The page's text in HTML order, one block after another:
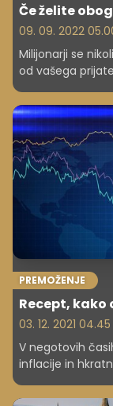
Če želite
09. 09. 2022
Milijonarji se
od vašega
PREMOŽENJE
Recept,
03. 12. 2021 04.45
V negotovih
inflacije in
vlagati.